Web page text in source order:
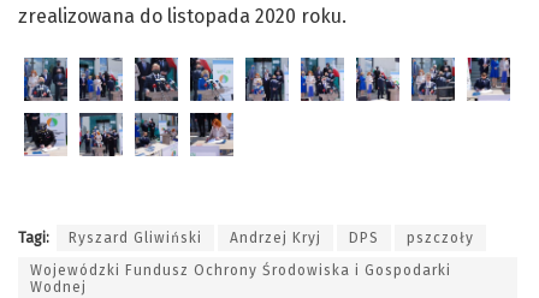
zrealizowana do listopada 2020 roku.
Tagi: Ryszard Gliwiński Andrzej Kryj DPS
pszczoły
Wojewódzki Fundusz Ochrony Środowiska i Gospodarki
Wodnej